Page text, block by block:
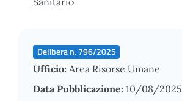
Delibera n. 796/2025
Ufficio: Area Risorse Umane
Data Pubblicazione: 10/08/2025